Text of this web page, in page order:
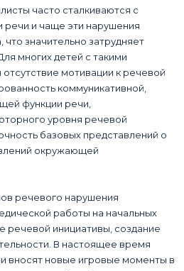
ДОКУМЕНТЫ
труда
диагностика
к учебной
психического развития
диагностика
с ритмическими
часто сталкиваются с
и чаще эти нарушения
что значительно затрудняет
многих детей с такими
мотивации к речевой
коммуникативной,
функции речи,
уровня речевой
базовых представлений о
окружающей
речевого нарушения
работы на начальных
речевой инициативы, создание
В настоящее время
вносят новые игровые моменты в